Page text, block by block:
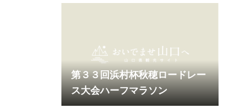
第３３回浜村杯秋穂ロードレー
ス大会ハーフマラソン